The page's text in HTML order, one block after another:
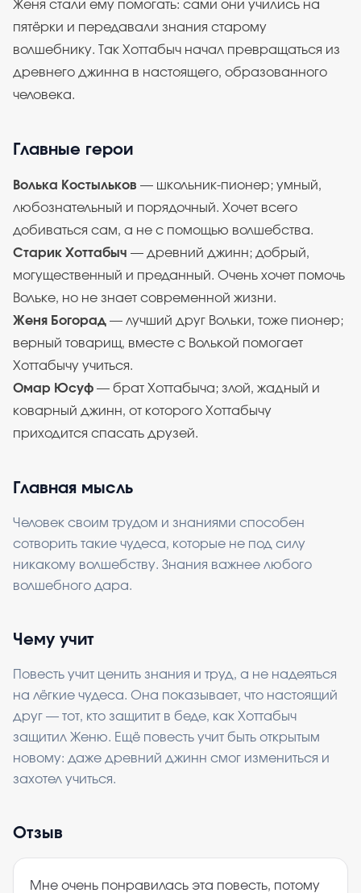
Женя стали ему помогать: сами они учились на
пятёрки и передавали знания старому
волшебнику. Так Хоттабыч начал превращаться из
древнего джинна в настоящего, образованного
человека.
Главные герои
Волька Костыльков — школьник-пионер; умный,
любознательный и порядочный. Хочет всего
добиваться сам, а не с помощью волшебства.
Старик Хоттабыч — древний джинн; добрый,
могущественный и преданный. Очень хочет помочь
Вольке, но не знает современной жизни.
Женя Богорад — лучший друг Вольки, тоже пионер;
верный товарищ, вместе с Волькой помогает
Хоттабычу учиться.
Омар Юсуф — брат Хоттабыча; злой, жадный и
коварный джинн, от которого Хоттабычу
приходится спасать друзей.
Главная мысль
Человек своим трудом и знаниями способен
сотворить такие чудеса, которые не под силу
никакому волшебству. Знания важнее любого
волшебного дара.
Чему учит
Повесть учит ценить знания и труд, а не надеяться
на лёгкие чудеса. Она показывает, что настоящий
друг — тот, кто защитит в беде, как Хоттабыч
защитил Женю. Ещё повесть учит быть открытым
новому: даже древний джинн смог измениться и
захотел учиться.
Отзыв
Мне очень понравилась эта повесть, потому